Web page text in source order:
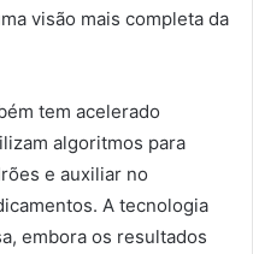
visão mais completa da
tem acelerado
algoritmos para
e auxiliar no
A tecnologia
embora os resultados